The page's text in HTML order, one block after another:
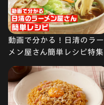
動画で分かる！日清のラー
メン屋さん簡単レシピ特集